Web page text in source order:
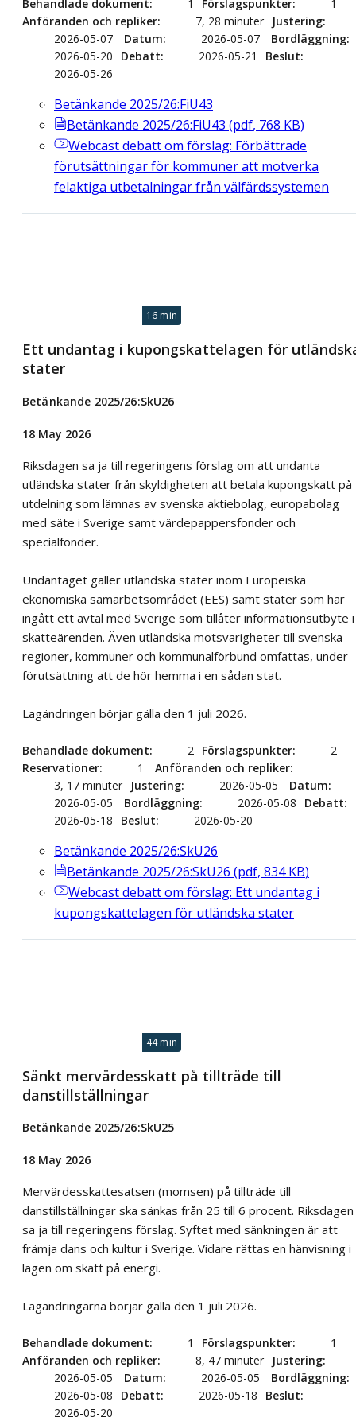
Behandlade dokument 1 Förslagspunkter
1
Anföranden och repliker
7, 28 minuter
Justering
2026-05-07
Datum 2026-05-07
Bordläggning
2026-05-20
Debatt 2026-05-21
Beslut
2026-05-26
Betänkande 2025/26:FiU43
Betänkande 2025/26:FiU43 (pdf, 768 KB)
Webcastdebatt om förslag: Förbättrade
förutsättningar för kommuner att motverka
felaktiga utbetalningar från välfärdssystemen
16 min
Ett undantag i kupongskattelagen för
stater
Betänkande 2025/26:SkU26
18 May 2026
Riksdagen sa ja till regeringens förslag om att undanta
utländska stater från skyldigheten att betala kupongskatt på
utdelning som lämnas av svenska aktiebolag, europabolag
med säte i Sverige samt värdepappersfonder och
specialfonder.
Undantaget gäller utländska stater inom Europeiska
ekonomiska samarbetsområdet (EES) samt stater som har
ingått ett avtal med Sverige som tillåter informationsutbyte i
skatteärenden. Även utländska motsvarigheter till svenska
regioner, kommuner och kommunalförbund omfattas, under
förutsättning att de hör hemma i en sådan stat.
Lagändringen börjar gälla den 1 juli 2026.
Behandlade dokument 2 Förslagspunkter
2
Reservationer
1
Anföranden och repliker
3, 17 minuter
Justering 2026-05-05
Datum
2026-05-05
Bordläggning 2026-05-08
Debatt
2026-05-18
Beslut 2026-05-20
Betänkande 2025/26:SkU26
Betänkande 2025/26:SkU26 (pdf, 834 KB)
Webcastdebatt om förslag: Ett undantag i
kupongskattelagen för utländska stater
44 min
Sänkt mervärdesskatt på tillträde till
danstillställningar
Betänkande 2025/26:SkU25
18 May 2026
Mervärdesskattesatsen (momsen) på tillträde till
danstillställningar ska sänkas från 25 till 6 procent. Riksdagen
sa ja till regeringens förslag. Syftet med sänkningen är att
främja dans och kultur i Sverige. Vidare rättas en hänvisning i
lagen om skatt på energi.
Lagändringarna börjar gälla den 1 juli 2026.
Behandlade dokument 1 Förslagspunkter
1
Anföranden och repliker
8, 47 minuter
Justering
2026-05-05
Datum 2026-05-05
Bordläggning
2026-05-08
Debatt 2026-05-18
Beslut
2026-05-20